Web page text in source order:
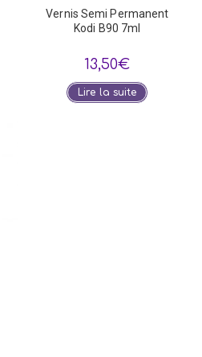
Vernis Semi Permanent
Kodi B90 7ml
13,50€
Lire la suite